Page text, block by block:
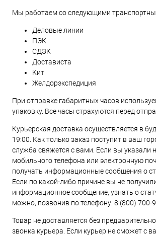
Мы работаем со следующими
Деловые линии
ПЭК
СДЭК
Достависта
Кит
Желдорэкспедиция
При отправке габаритных часов
упаковку. Все часы страхуются перед
Курьерская доставка осуществляется в
19:00. Как только заказ поступит в ваш
служба свяжется с вами. Если вы указали
мобильного телефона или электронную
получать информационные сообщения о
Если по какой-либо причине вы не
информационное сообщение, узнать о
можно, позвонив по телефону: 8 (800) 700-
Товар не доставляется без
звонка курьера. Если курьер не сможет с